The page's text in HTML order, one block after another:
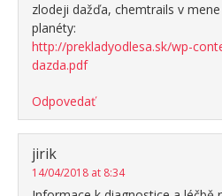
zlodeji dažďa, chemtrails v
planéty:
http://prekladyodlesa.sk/wp-
dazda.pdf
Odpovedať
jirik
14/04/2018 at 8:34